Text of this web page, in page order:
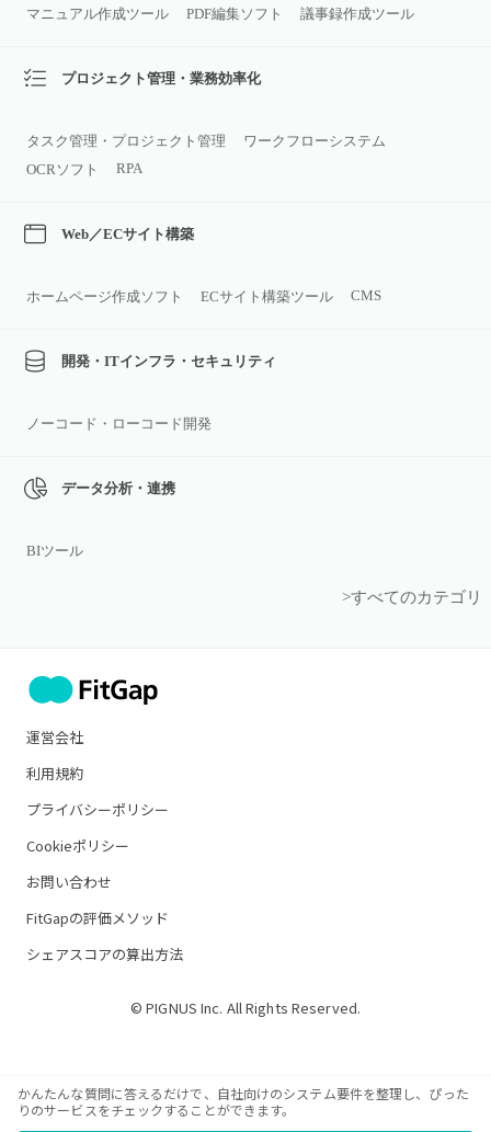
マニュアル作成ツール
PDF編集ソフト 議事録作成ツール
プロジェクト管理・業務効率化
タスク管理・プロジェクト管理
ワークフローシステム
OCRソフト
RPA
Web／ECサイト構築
ホームページ作成ソフト ECサイト構築ツール CMS
開発・ITインフラ・セキュリティ
ノーコード・ローコード開発
データ分析・連携
BIツール
>すべてのカテゴリ
運営会社
利用規約
プライバシーポリシー
Cookieポリシー
お問い合わせ
FitGapの評価メソッド
シェアスコアの算出方法
© PIGNUS Inc. All Rights Reserved.
かんたんな質問に答えるだけで、自社向けのシステム要件を整理し、ぴった
りのサービスをチェックすることができます。